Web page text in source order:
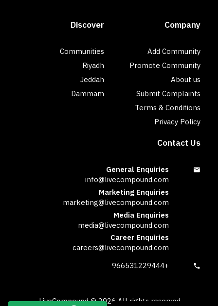
Company
Add Community
Promote Community
About us
Submit Complaints
Terms & Conditions
Privacy Policy
Discover
Communities
Riyadh
Jeddah
Dammam
Contact Us
General Enquiries
info@livecompound.com
Marketing Enquiries
marketing@livecompound.com
Media Enquiries
media@livecompound.com
Career Enquiries
careers@livecompound.com
+966531229444
LiveCompound ©2026 All rights reserved.